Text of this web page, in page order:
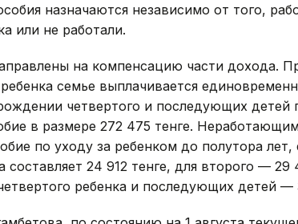
назначаются независимо от того,
или не работали.
на компенсацию части дохода.
семье выплачивается
четвертого и последующих детей
в размере 272 475 тенге.
по уходу за ребенком до полутора лет,
составляет 24 912 тенге, для второго — 29
ребенка и последующих детей —